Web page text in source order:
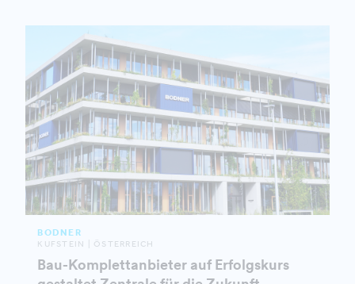
BODNER
KUFSTEIN | ÖSTERREICH
Bau-Komplettanbieter auf Erfolgskurs